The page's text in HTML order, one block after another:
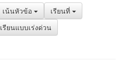
เน้นหัวข้อ
เรียนที่
เรียนแบบเร่งด่วน